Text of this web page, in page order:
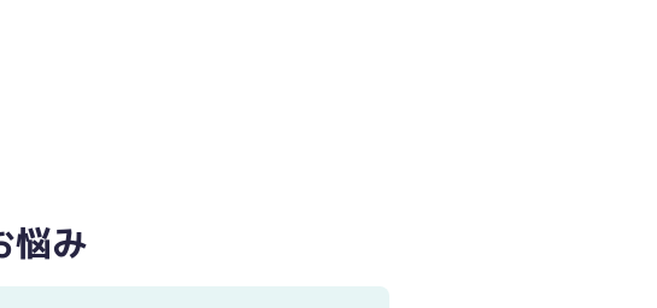
悩み
ていました。写真中央に見える洗い場の溝が深く、少し